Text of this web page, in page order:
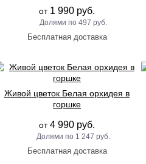
от 1 990 руб.
497 руб.
Живой цветок Белая орхидея в
горшке
от4 990 руб.
1 247 руб.